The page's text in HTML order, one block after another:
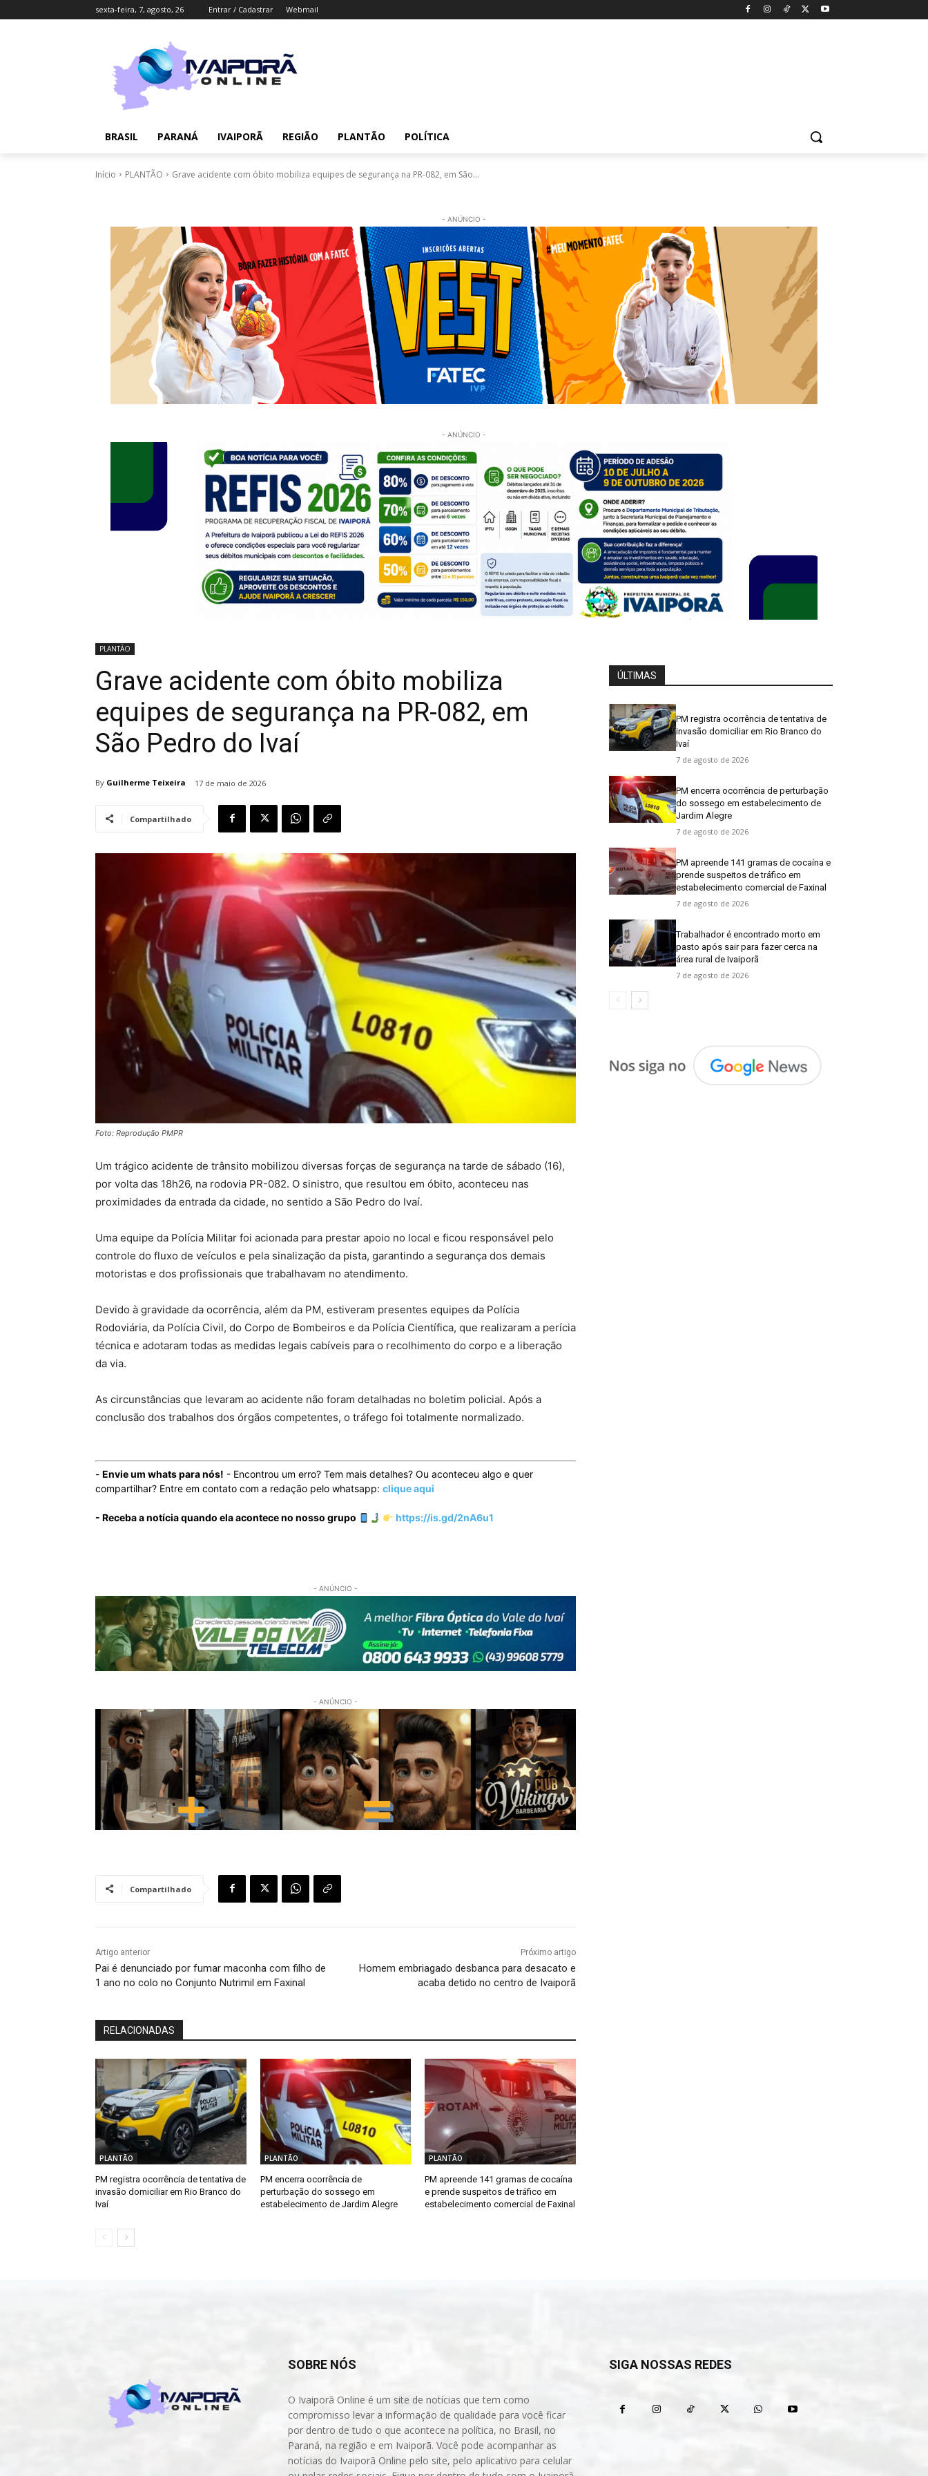
sexta-feira, 7, agosto, 26 Entrar / Cadastrar Webmail
BRASIL PARANÁ IVAIPORÃ REGIÃO PLANTÃO POLÍTICA
Início PLANTÃO Grave acidente com óbito mobiliza equipes de segurança na PR-082, em São...
- ANÚNCIO -
- ANÚNCIO -
PLANTÃO
Grave acidente com óbito mobiliza
equipes de segurança na PR-082, em
São Pedro do Ivaí
By Guilherme Teixeira 17 de maio de 2026
Compartilhado
Foto: Reprodução PMPR
Um trágico acidente de trânsito mobilizou diversas forças de segurança na tarde de sábado (16),
por volta das 18h26, na rodovia PR-082. O sinistro, que resultou em óbito, aconteceu nas
proximidades da entrada da cidade, no sentido a São Pedro do Ivaí.
Uma equipe da Polícia Militar foi acionada para prestar apoio no local e ficou responsável pelo
controle do fluxo de veículos e pela sinalização da pista, garantindo a segurança dos demais
motoristas e dos profissionais que trabalhavam no atendimento.
Devido à gravidade da ocorrência, além da PM, estiveram presentes equipes da Polícia
Rodoviária, da Polícia Civil, do Corpo de Bombeiros e da Polícia Científica, que realizaram a perícia
técnica e adotaram todas as medidas legais cabíveis para o recolhimento do corpo e a liberação
da via.
As circunstâncias que levaram ao acidente não foram detalhadas no boletim policial. Após a
conclusão dos trabalhos dos órgãos competentes, o tráfego foi totalmente normalizado.
- Envie um whats para nós! - Encontrou um erro? Tem mais detalhes? Ou aconteceu algo e quer
compartilhar? Entre em contato com a redação pelo whatsapp: clique aqui
- Receba a notícia quando ela acontece no nosso grupo https://is.gd/2nA6u1
- ANÚNCIO -
- ANÚNCIO -
Compartilhado
Artigo anterior
Pai é denunciado por fumar maconha com filho de
1 ano no colo no Conjunto Nutrimil em Faxinal
Próximo artigo
Homem embriagado desbanca para desacato e
acaba detido no centro de Ivaiporã
RELACIONADAS
PLANTÃO
PM registra ocorrência de tentativa de
invasão domiciliar em Rio Branco do
Ivaí
PLANTÃO
PM encerra ocorrência de
perturbação do sossego em
estabelecimento de Jardim Alegre
PLANTÃO
PM apreende 141 gramas de cocaína
e prende suspeitos de tráfico em
estabelecimento comercial de Faxinal
ÚLTIMAS
PM registra ocorrência de tentativa de
invasão domiciliar em Rio Branco do
Ivaí
7 de agosto de 2026
PM encerra ocorrência de perturbação
do sossego em estabelecimento de
Jardim Alegre
7 de agosto de 2026
PM apreende 141 gramas de cocaína e
prende suspeitos de tráfico em
estabelecimento comercial de Faxinal
7 de agosto de 2026
Trabalhador é encontrado morto em
pasto após sair para fazer cerca na
área rural de Ivaiporã
7 de agosto de 2026
SOBRE NÓS
O Ivaiporã Online é um site de notícias que tem como
compromisso levar a informação de qualidade para você ficar
por dentro de tudo o que acontece na política, no Brasil, no
Paraná, na região e em Ivaiporã. Você pode acompanhar as
notícias do Ivaiporã Online pelo site, pelo aplicativo para celular
SIGA NOSSAS REDES